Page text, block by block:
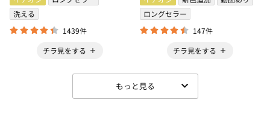
洗える
1439件
チラ見をする
ロングセラー
147件
チラ見をする
もっと見る